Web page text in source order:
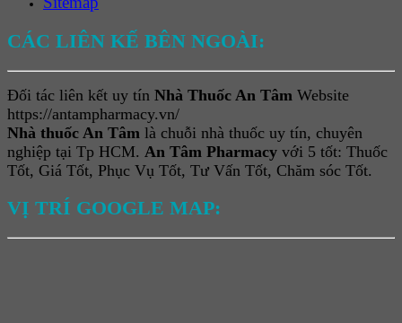
CÁC LIÊN KẾ BÊN NGOÀI:
Đối tác liên kết uy tín Nhà Thuốc An Tâm Website
https://antampharmacy.vn/
Nhà thuốc An Tâm là chuỗi nhà thuốc uy tín, chuyên
nghiệp tại Tp HCM. An Tâm Pharmacy với 5 tốt: Thuốc
Tốt, Giá Tốt, Phục Vụ Tốt, Tư Vấn Tốt, Chăm sóc Tốt.
VỊ TRÍ GOOGLE MAP: